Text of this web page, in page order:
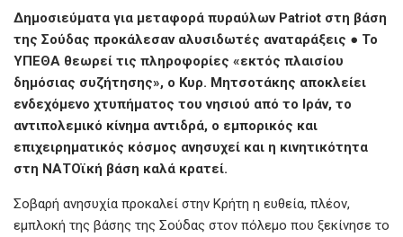
ce
b
o
o
k
tt
er
ail er at
s
A
p
p
se
n
g
er
Δημοσιεύματα για μεταφορά πυραύλων Patriot στη βάση
της Σούδας προκάλεσαν αλυσιδωτές αναταράξεις ● Το
ΥΠΕΘΑ θεωρεί τις πληροφορίες «εκτός πλαισίου
δημόσιας συζήτησης», ο Κυρ. Μητσοτάκης αποκλείει
ενδεχόμενο χτυπήματος του νησιού από το Ιράν, το
αντιπολεμικό κίνημα αντιδρά, ο εμπορικός και
επιχειρηματικός κόσμος ανησυχεί και η κινητικότητα
στη ΝΑΤΟϊκή βάση καλά κρατεί.
Σοβαρή ανησυχία προκαλεί στην Κρήτη η ευθεία, πλέον,
εμπλοκή της βάσης της Σούδας στον πόλεμο που ξεκίνησε το